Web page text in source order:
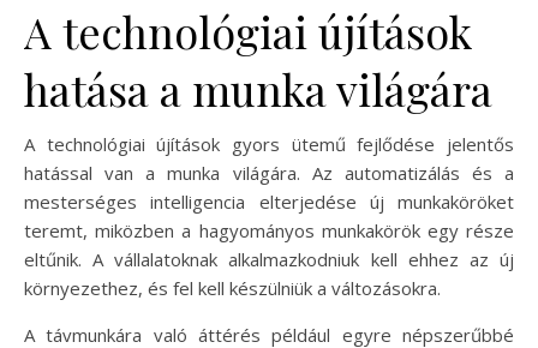
A technológiai újítások
hatása a munka világára
A technológiai újítások gyors ütemű fejlődése jelentős
hatással van a munka világára. Az automatizálás és a
mesterséges intelligencia elterjedése új munkaköröket
teremt, miközben a hagyományos munkakörök egy része
eltűnik. A vállalatoknak alkalmazkodniuk kell ehhez az új
környezethez, és fel kell készülniük a változásokra.
A távmunkára való áttérés például egyre népszerűbbé